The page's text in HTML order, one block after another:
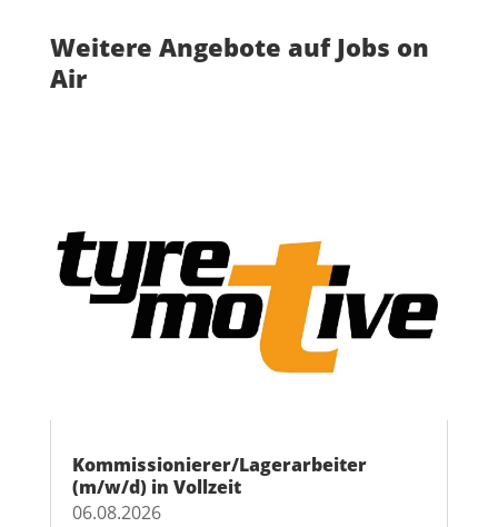
Weitere Angebote auf Jobs on
Air
Kommissionierer/Lagerarbeiter
(m/w/d) in Vollzeit
06.08.2026